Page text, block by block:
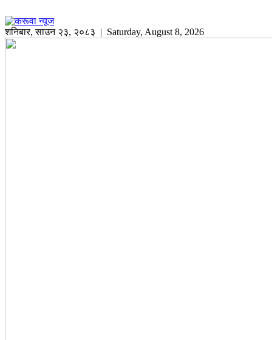
शनिबार,साउन २३, २०८३ | Saturday, August 8, 2026